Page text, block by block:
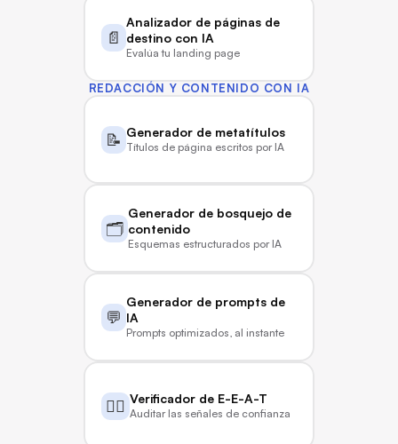
📄
Analizador de páginas de
destino con IA
Evalúa tu landing page
REDACCIÓN Y CONTENIDO CON IA
📝 Generador de metatítulos
Títulos de página escritos por IA
🗂️
Generador de bosquejo de
contenido
Esquemas estructurados por IA
💬
Generador de prompts de
IA
Prompts optimizados, al instante
🧑‍⚖️ Verificador de E-E-A-T
Auditar las señales de confianza